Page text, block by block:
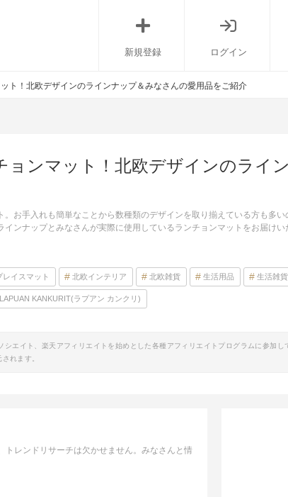
新規登録 ログイン
ト！北欧デザインのラインナップ＆みなさんの愛用品をご紹介
ョンマット！北欧デザインのライ
お手入れも簡単なことから数種類のデザインを取り揃えている方も多
ンナップとみなさんが実際に使用しているランチョンマットをお届けい
レイスマット 北欧インテリア 北欧雑貨 生活用品 生活雑貨
LAPUAN KANKURIT(ラプアン カンクリ)
エイト、楽天アフィリエイトを始めとした各種アフィリエイトプログラムに参加し
れます。
トレンドリサーチは欠かせません。みなさんと情